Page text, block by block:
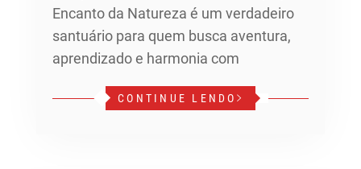
Encanto da Natureza é um verdadeiro
santuário para quem busca aventura,
aprendizado e harmonia com
CONTINUE LENDO